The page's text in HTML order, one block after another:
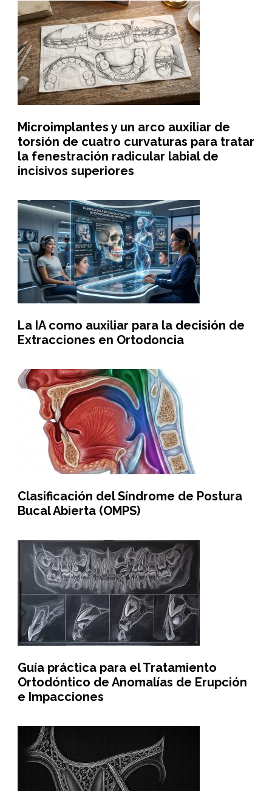
Microimplantes y un arco auxiliar de
torsión de cuatro curvaturas para tratar
la fenestración radicular labial de
incisivos superiores
La IA como auxiliar para la decisión de
Extracciones en Ortodoncia
Clasificación del Síndrome de Postura
Bucal Abierta (OMPS)
Guía práctica para el Tratamiento
Ortodóntico de Anomalías de Erupción
e Impacciones